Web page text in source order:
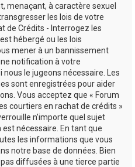
menaçant, à caractère sexuel
les lois de votre
de Crédits - Interrogez les
hébergé ou les lois
mener à un bannissement
notification à votre
le jugeons nécessaire. Les
sont enregistrées pour aider
Vous acceptez que « Forum
courtiers en rachat de crédits »
n’importe quel sujet
nécessaire. En tant que
les informations que vous
notre base de données. Bien
diffusées à une tierce partie